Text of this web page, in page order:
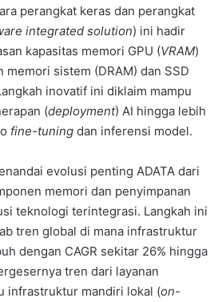
perangkat keras dan perangkat
integrated solution) ini hadir
kapasitas memori GPU (VRAM)
memori sistem (DRAM) dan SSD
inovatif ini diklaim mampu
(deployment) AI hingga lebih
fine-tuning dan inferensi model.
evolusi penting ADATA dari
memori dan penyimpanan
teknologi terintegrasi. Langkah ini
tren global di mana infrastruktur
dengan CAGR sekitar 26% hingga
tren dari layanan
infrastruktur mandiri lokal (on-